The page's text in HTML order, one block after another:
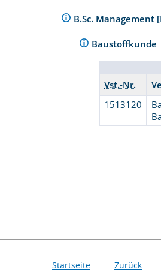
B.Sc.
Baustoffkunde
Vst.-Nr.
1513120
Startseite Zurück